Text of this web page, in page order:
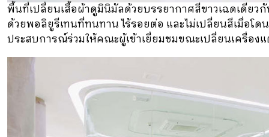
พื้นที่เปลี่ยนเสื้อผ้าดูมินิมัลด้วยบรรยากาศสีขาวเฉดเดีย
ด้วยพอลิยูรีเทนที่ทนทาน ไร้รอยต่อ และไม่เปลี่ยนสีเมื่อโด
ประสบการณ์ร่วมให้คณะผู้เข้าเยี่ยมชมขณะเปลี่ยนเครื่อง